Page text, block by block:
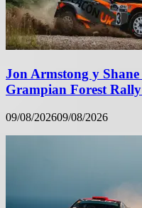
Jon Armstong y
Grampian Forest
09/08/202609/08/2026